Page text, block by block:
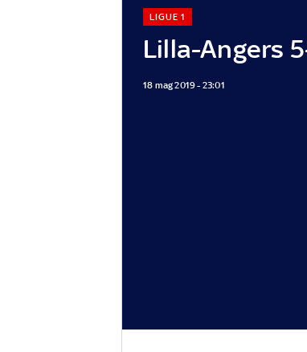
Lilla-Angers
LIGUE 1
18 mag 2019 - 23:01